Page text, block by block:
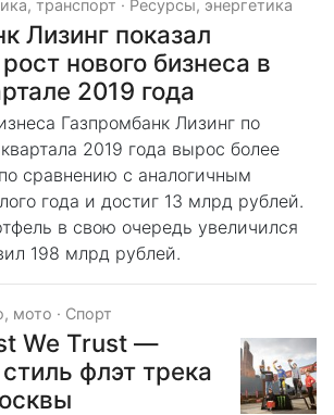
транспорт · Ресурсы, энергетика
Лизинг показал
нового бизнеса в
2019 года
Газпромбанк Лизинг по
2019 года вырос более
сравнению с аналогичным
года и достиг 13 млрд рублей.
в свою очередь увеличился
198 млрд рублей.
мото · Спорт
We Trust —
флэт трека